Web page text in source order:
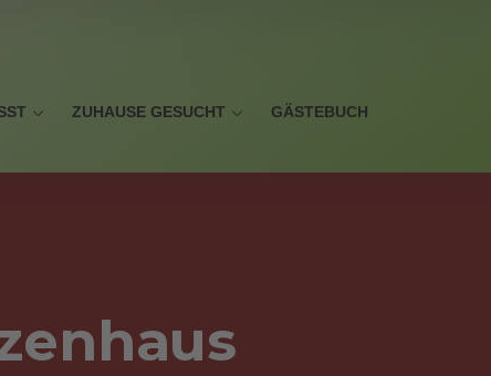
ZUHAUSE GESUCHT GÄSTEBUCH